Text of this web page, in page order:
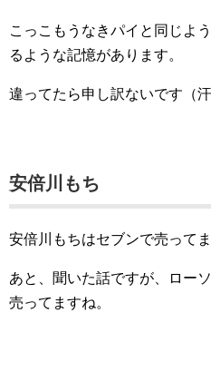
こっこもうなきパイと同じよ
るような記憶があります。
違ってたら申し訳ないです（汗
安倍川もち
安倍川もちはセブンで売ってま
あと、聞いた話ですが、ロー
売ってますね。